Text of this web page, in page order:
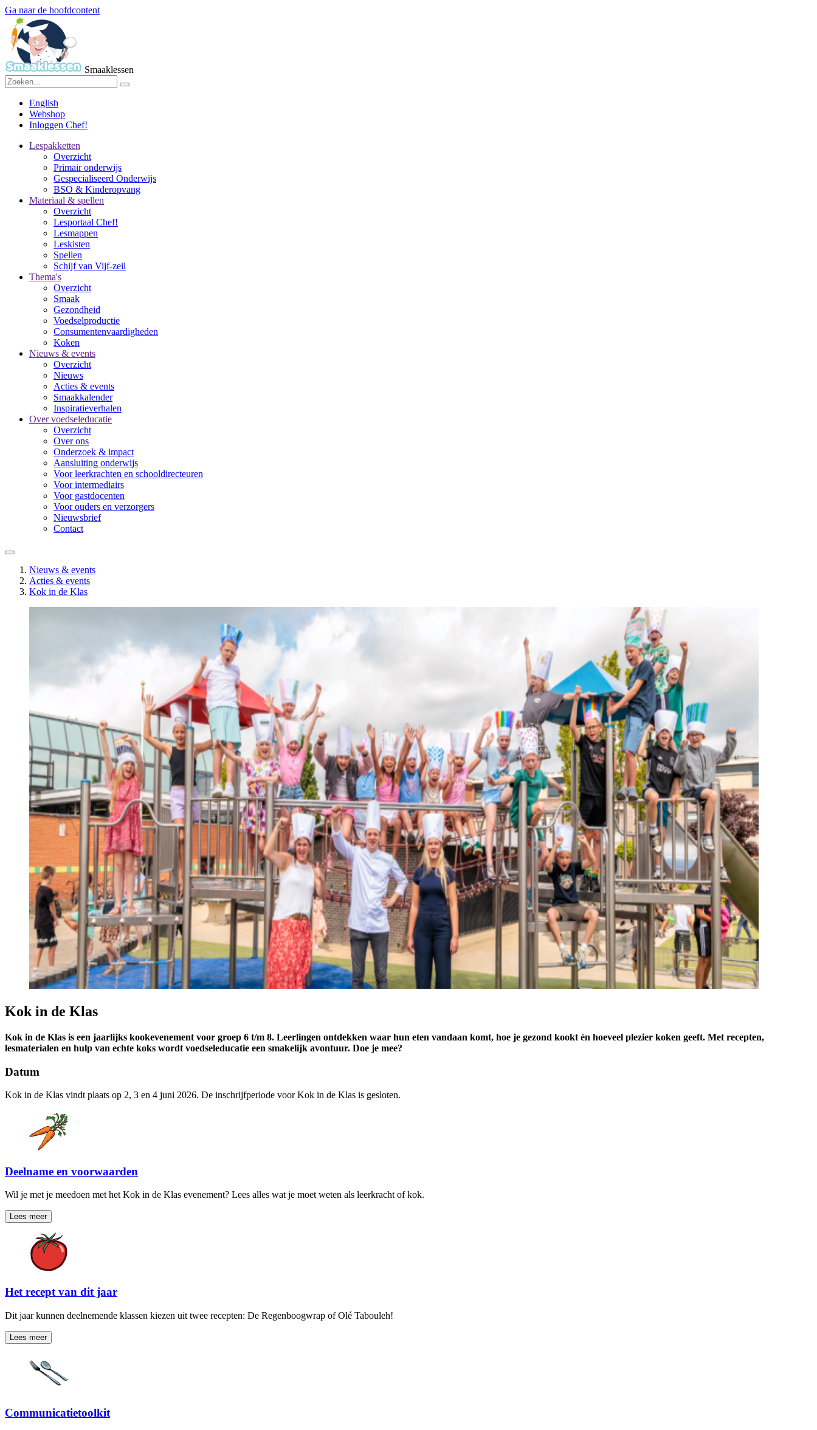
Ga naar de hoofdcontent
Smaaklessen
English
Webshop
Inloggen Chef!
Lespakketten
Overzicht
Primair onderwijs
Gespecialiseerd Onderwijs
BSO & Kinderopvang
Materiaal & spellen
Overzicht
Lesportaal Chef!
Lesmappen
Leskisten
Spellen
Schijf van Vijf-zeil
Thema's
Overzicht
Smaak
Gezondheid
Voedselproductie
Consumentenvaardigheden
Koken
Nieuws & events
Overzicht
Nieuws
Acties & events
Smaakkalender
Inspiratieverhalen
Over voedseleducatie
Overzicht
Over ons
Onderzoek & impact
Aansluiting onderwijs
Voor leerkrachten en schooldirecteuren
Voor intermediairs
Voor gastdocenten
Voor ouders en verzorgers
Nieuwsbrief
Contact
Nieuws & events
Acties & events
Kok in de Klas
Kok in de Klas
Kok in de Klas is een jaarlijks kookevenement voor groep 6 t/m 8. Leerlingen ontdekken waar hun eten vandaan komt, hoe je gezond kookt én hoeveel plezier koken geeft. Met recepten,
lesmaterialen en hulp van echte koks wordt voedseleducatie een smakelijk avontuur. Doe je mee?
Datum
Kok in de Klas vindt plaats op 2, 3 en 4 juni 2026. De inschrijfperiode voor Kok in de Klas is gesloten.
Deelname en voorwaarden
Wil je met je meedoen met het Kok in de Klas evenement? Lees alles wat je moet weten als leerkracht of kok.
Lees meer
Het recept van dit jaar
Dit jaar kunnen deelnemende klassen kiezen uit twee recepten: De Regenboogwrap of Olé Tabouleh!
Lees meer
Communicatietoolkit